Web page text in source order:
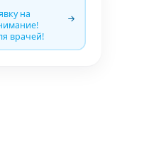
на
врачей!